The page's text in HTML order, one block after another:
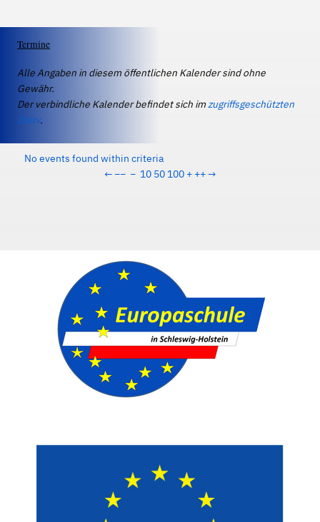
Termine
Alle Angaben in diesem öffentlichen Kalender sind ohne
Gewähr.
Der verbindliche Kalender befindet sich imzugriffsgeschützten
IServ.
No events found within criteria
← −− − 10 50 100 + ++→